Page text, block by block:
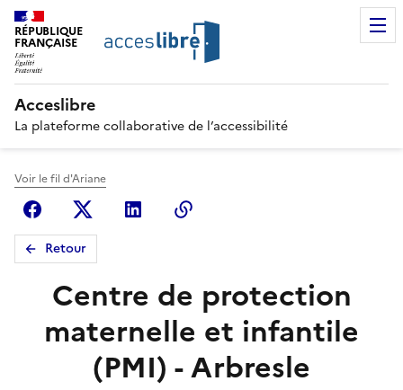
RÉPUBLIQUE
FRANÇAISE
Acceslibre
La plateforme collaborative de l’accessibilité
Voir le fil d'Ariane
FacebookX (anciennement Twitter)
Linkedin
Retour
Centre de protection
maternelle et infantile
(PMI) - Arbresle